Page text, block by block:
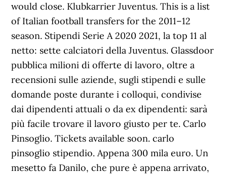
would close. Klubkarrier Juventus. This is a list
of Italian football transfers for the 2011–12
season. Stipendi Serie A 2020 2021, la top 11 al
netto: sette calciatori della Juventus. Glassdoor
pubblica milioni di offerte di lavoro, oltre a
recensioni sulle aziende, sugli stipendi e sulle
domande poste durante i colloqui, condivise
dai dipendenti attuali o da ex dipendenti: sarà
più facile trovare il lavoro giusto per te. Carlo
Pinsoglio. Tickets available soon. carlo
pinsoglio stipendio. Appena 300 mila euro. Un
mesetto fa Danilo, che pure è appena arrivato,